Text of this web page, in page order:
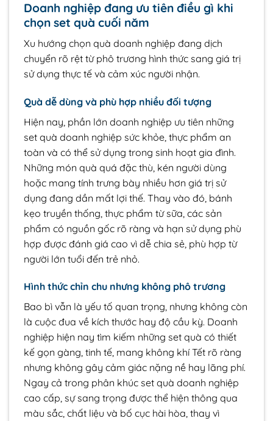
Doanh nghiệp đang ưu tiên điều gì khi
chọn set quà cuối năm
Xu hướng chọn quà doanh nghiệp đang dịch
chuyển rõ rệt từ phô trương hình thức sang giá trị
sử dụng thực tế và cảm xúc người nhận.
Quà dễ dùng và phù hợp nhiều đối tượng
Hiện nay, phần lớn doanh nghiệp ưu tiên những
set quà doanh nghiệp sức khỏe, thực phẩm an
toàn và có thể sử dụng trong sinh hoạt gia đình.
Những món quà quá đặc thù, kén người dùng
hoặc mang tính trưng bày nhiều hơn giá trị sử
dụng đang dần mất lợi thế. Thay vào đó, bánh
kẹo truyền thống, thực phẩm từ sữa, các sản
phẩm có nguồn gốc rõ ràng và hạn sử dụng phù
hợp được đánh giá cao vì dễ chia sẻ, phù hợp từ
người lớn tuổi đến trẻ nhỏ.
Hình thức chỉn chu nhưng không phô trương
Bao bì vẫn là yếu tố quan trọng, nhưng không còn
là cuộc đua về kích thước hay độ cầu kỳ. Doanh
nghiệp hiện nay tìm kiếm những set quà có thiết
kế gọn gàng, tinh tế, mang không khí Tết rõ ràng
nhưng không gây cảm giác nặng nề hay lãng phí.
Ngay cả trong phân khúc set quà doanh nghiệp
cao cấp, sự sang trọng được thể hiện thông qua
màu sắc, chất liệu và bố cục hài hòa, thay vì